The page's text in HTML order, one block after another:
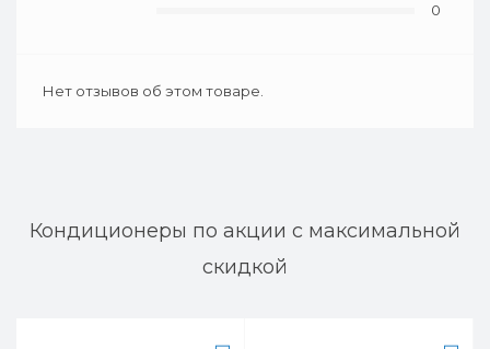
0
Нет отзывов об этом товаре.
Кондиционеры по акции с максимальной
скидкой